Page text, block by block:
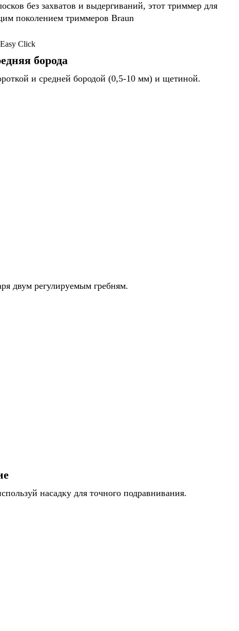
без захватов и выдергиваний, этот триммер для
поколением триммеров Braun
борода
и средней бородой (0,5-10 мм) и щетиной.
двум регулируемым гребням.
насадку для точного подравнивания.